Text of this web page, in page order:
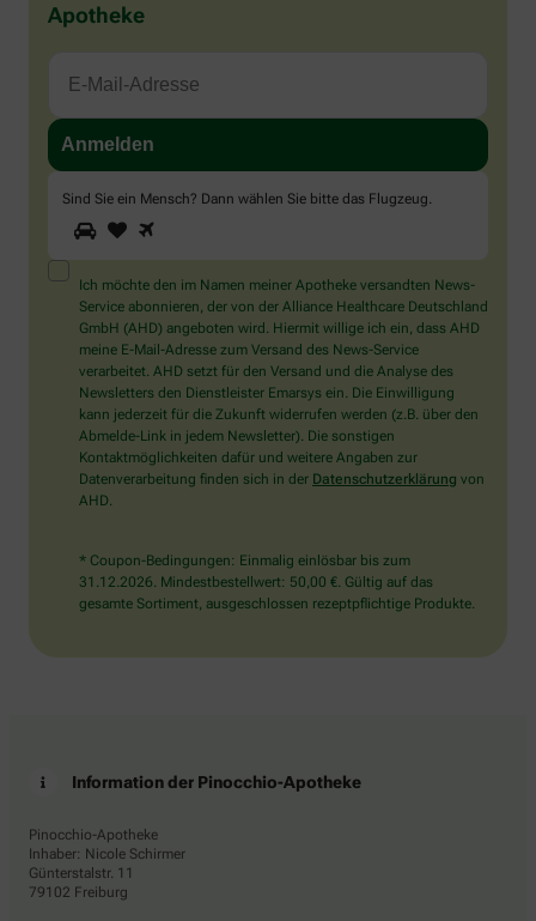
Apotheke
Sind Sie ein Mensch? Dann wählen Sie bitte das Flugzeug.
Sind
Sie
ein
Mensch?
Dann
wählen
Sie
bitte
das
Flugzeug.
1 2
Ich möchte den im Namen meiner Apotheke versandten News-
Service abonnieren, der von der Alliance Healthcare Deutschland
GmbH (AHD) angeboten wird. Hiermit willige ich ein, dass AHD
meine E-Mail-Adresse zum Versand des News-Service
verarbeitet. AHD setzt für den Versand und die Analyse des
Newsletters den Dienstleister Emarsys ein. Die Einwilligung
kann jederzeit für die Zukunft widerrufen werden (z.B. über den
Abmelde-Link in jedem Newsletter). Die sonstigen
Kontaktmöglichkeiten dafür und weitere Angaben zur
Datenverarbeitung finden sich in der Datenschutzerklärung von
AHD.
* Coupon-Bedingungen: Einmalig einlösbar bis zum
31.12.2026. Mindestbestellwert: 50,00 €. Gültig auf das
gesamte Sortiment, ausgeschlossen rezeptpflichtige Produkte.
Information der Pinocchio-Apotheke
Pinocchio-Apotheke
Inhaber: Nicole Schirmer
Günterstalstr. 11
79102 Freiburg